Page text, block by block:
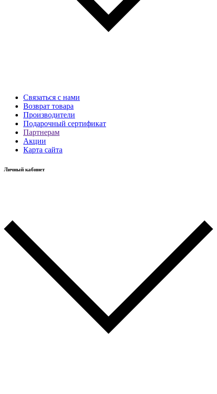
Связаться с нами
Возврат товара
Производители
Подарочный сертификат
Партнерам
Акции
Карта сайта
Личный кабинет